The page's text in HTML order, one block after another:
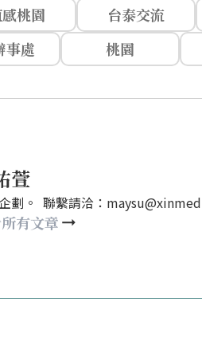
桃園 台泰交流
事處
桃園
萱
劃。 聯繫請洽：
有文章